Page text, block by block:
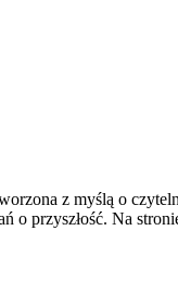
z myślą o
przyszłość. Na